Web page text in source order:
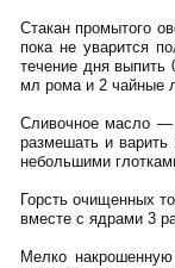
Стакан промытого
пока не уварится
течение дня выпить
мл рома и 2 чайные
Сливочное масло —
размешать и
небольшими
Горсть очищенных
вместе с ядрами 3
Мелко